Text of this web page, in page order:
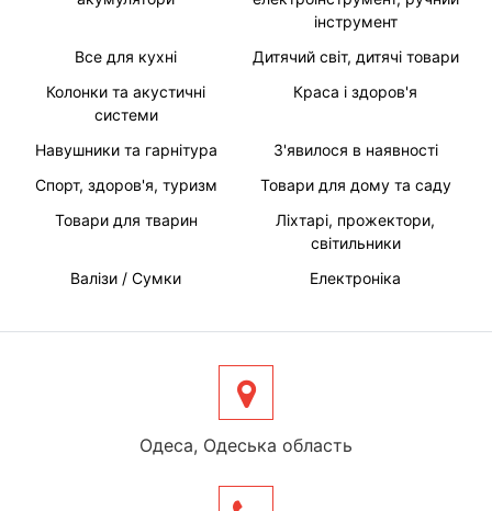
інструмент
Все для кухні
Дитячий світ, дитячі товари
Колонки та акустичні
системи
Краса і здоров'я
Навушники та гарнітура
З'явилося в наявності
Спорт, здоров'я, туризм
Товари для дому та саду
Товари для тварин
Ліхтарі, прожектори,
світильники
Валізи / Сумки
Електроніка
Одеса, Одеська область